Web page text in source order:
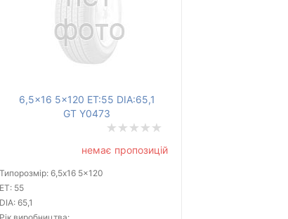
6,5x16 5x120 ET:55 DIA:65,1
GT Y0473
немає пропозицій
Типорозмір: 6,5x16 5x120
ET: 55
DIA: 65,1